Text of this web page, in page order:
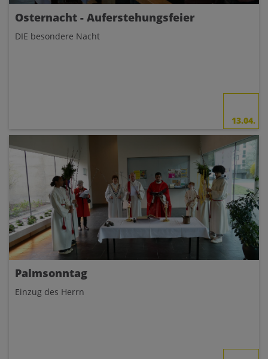
Osternacht - Auferstehungsfeier
DIE besondere Nacht
13.04.
Palmsonntag
Einzug des Herrn